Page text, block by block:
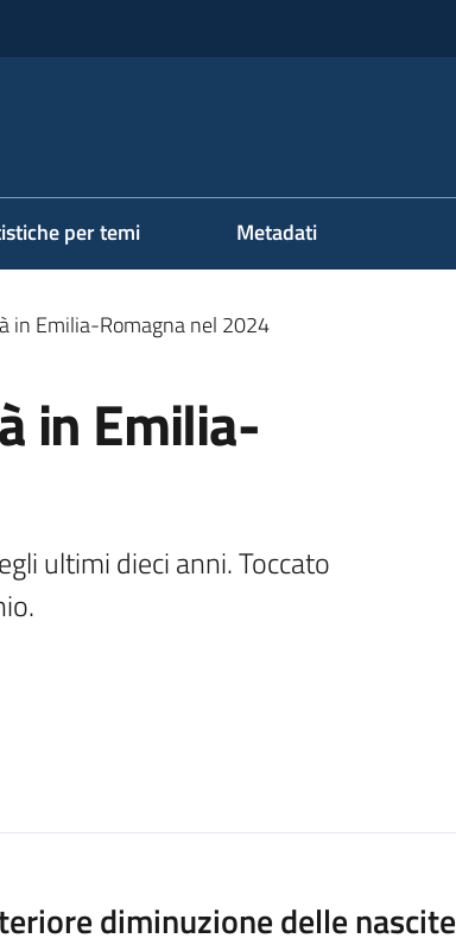
per temi Metadati
in Emilia-Romagna nel 2024
in Emilia-
ultimi dieci anni. Toccato
diminuzione delle nascite